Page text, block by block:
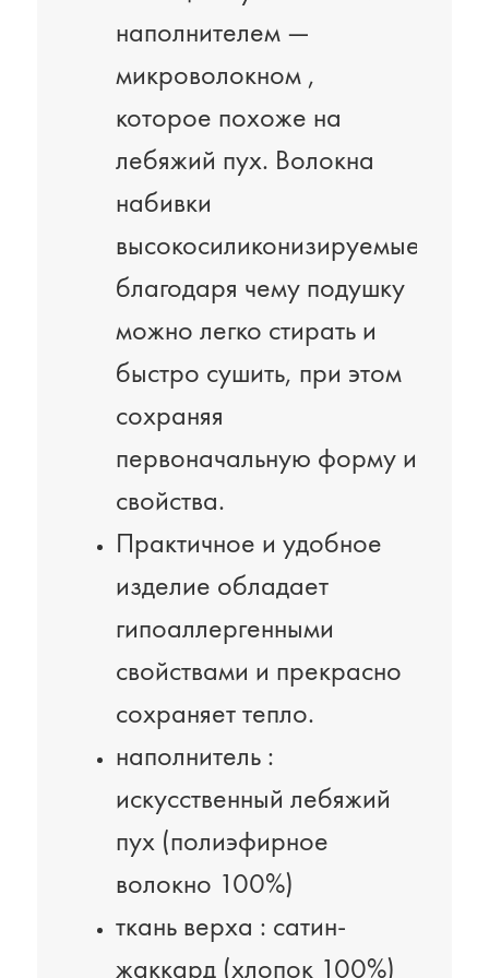
наполнителем —
микроволокном ,
которое похоже на
лебяжий пух. Волокна
набивки
высокосиликонизируемые,
благодаря чему подушку
можно легко стирать и
быстро сушить, при этом
сохраняя
первоначальную форму и
свойства.
Практичное и удобное
изделие обладает
гипоаллергенными
свойствами и прекрасно
сохраняет тепло.
наполнитель :
искусственный лебяжий
пух (полиэфирное
волокно 100%)
ткань верха : сатин-
жаккард (хлопок 100%)